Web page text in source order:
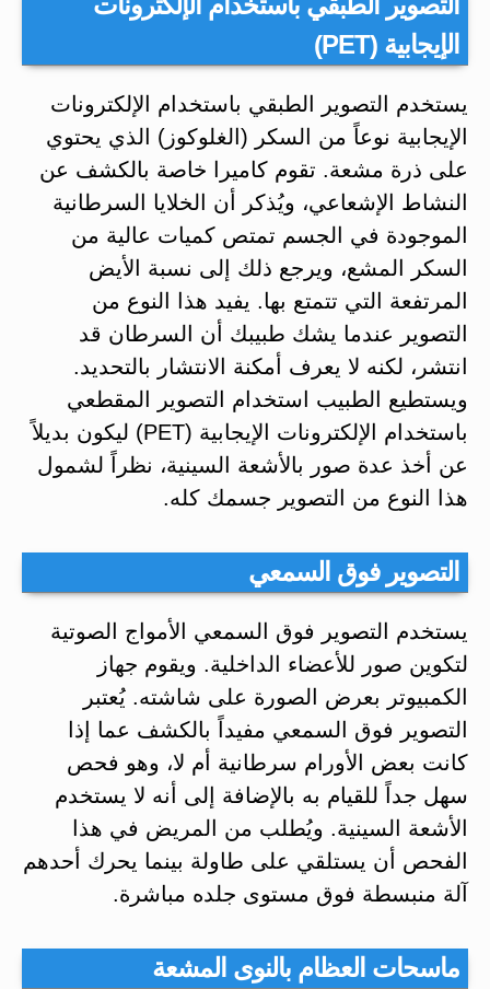
الإيجابية (PET)
يستخدم التصوير الطبقي باستخدام الإلكترونات
الإيجابية نوعاً من السكر (الغلوكوز) الذي يحتوي
على ذرة مشعة. تقوم كاميرا خاصة بالكشف عن
النشاط الإشعاعي، ويُذكر أن الخلايا السرطانية
الموجودة في الجسم تمتص كميات عالية من
السكر المشع، ويرجع ذلك إلى نسبة الأيض
المرتفعة التي تتمتع بها. يفيد هذا النوع من
التصوير عندما يشك طبيبك أن السرطان قد
انتشر، لكنه لا يعرف أمكنة الانتشار بالتحديد.
ويستطيع الطبيب استخدام التصوير المقطعي
باستخدام الإلكترونات الإيجابية (PET) ليكون بديلاً
عن أخذ عدة صور بالأشعة السينية، نظراً لشمول
هذا النوع من التصوير جسمك كله.
التصوير فوق السمعي
يستخدم التصوير فوق السمعي الأمواج الصوتية
لتكوين صور للأعضاء الداخلية. ويقوم جهاز
الكمبيوتر بعرض الصورة على شاشته. يُعتبر
التصوير فوق السمعي مفيداً بالكشف عما إذا
كانت بعض الأورام سرطانية أم لا، وهو فحص
سهل جداً للقيام به بالإضافة إلى أنه لا يستخدم
الأشعة السينية. ويُطلب من المريض في هذا
الفحص أن يستلقي على طاولة بينما يحرك أحدهم
آلة منبسطة فوق مستوى جلده مباشرة.
ماسحات العظام بالنوى المشعة